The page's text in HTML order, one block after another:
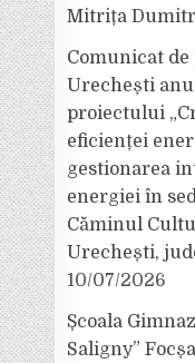
Mitrița
Comunicat
Urechești
proiectului
eficienței
gestionarea
energiei în
Căminul
Urechești,
10/07/2026
Școala
Saligny”